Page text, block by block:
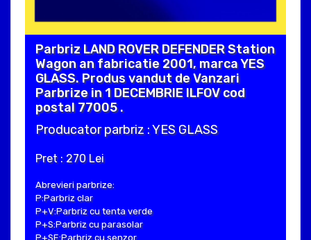
Parbriz LAND ROVER DEFENDER Station
Wagon an fabricatie 2001, marca YES
GLASS. Produs vandut de Vanzari
Parbrize in 1 DECEMBRIE ILFOV cod
postal 77005 .
Producator parbriz : YES GLASS
Pret : 270 Lei
Abrevieri parbrize:
P:Parbriz clar
P+V:Parbriz cu tenta verde
P+S:Parbriz cu parasolar
P+SE:Parbriz cu senzor